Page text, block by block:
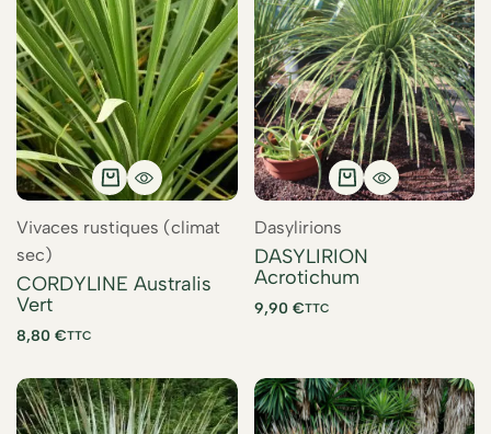
Vivaces rustiques (climat
sec)
CORDYLINE Australis
Vert
8,80 €TTC
Dasylirions
DASYLIRION
Acrotichum
9,90 €TTC